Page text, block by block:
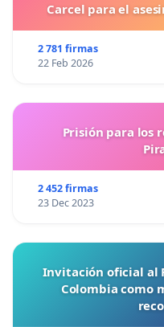
Carcel para el
2 781 firmas
22 Feb 2026
Prisión para los
2 452 firmas
23 Dec 2023
Invitación oficial al
Colombia como